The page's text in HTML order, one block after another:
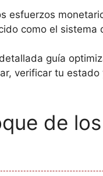
esfuerzos
como el sistema
guía
verificar tu
de